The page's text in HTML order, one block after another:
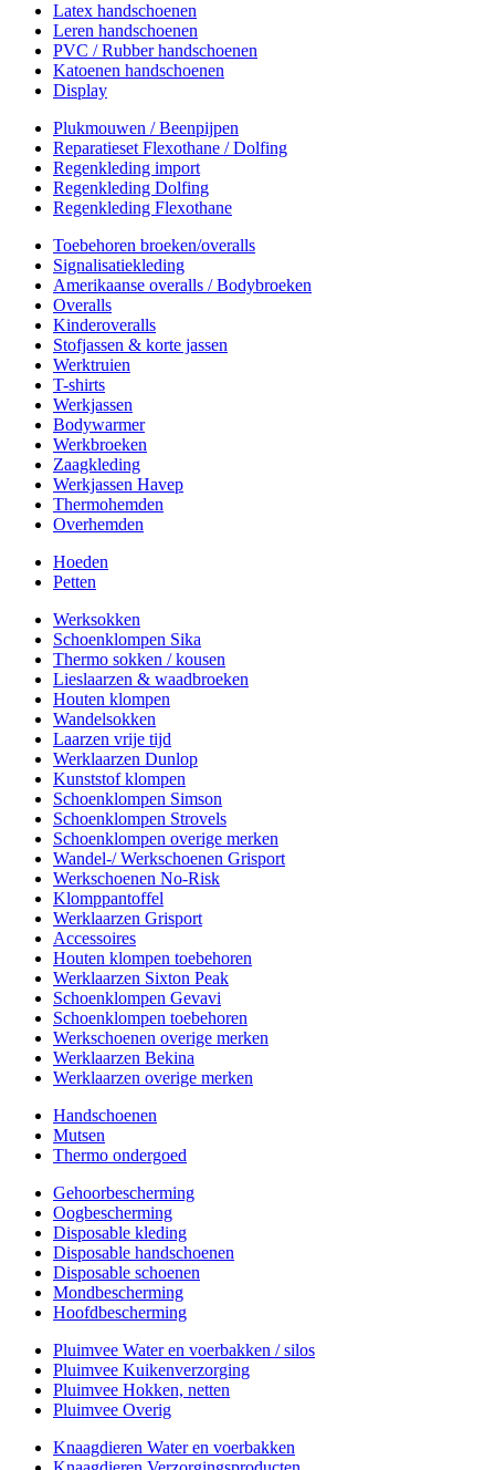
Latex handschoenen
Leren handschoenen
PVC / Rubber handschoenen
Katoenen handschoenen
Display
Plukmouwen / Beenpijpen
Reparatieset Flexothane / Dolfing
Regenkleding import
Regenkleding Dolfing
Regenkleding Flexothane
Toebehoren broeken/overalls
Signalisatiekleding
Amerikaanse overalls / Bodybroeken
Overalls
Kinderoveralls
Stofjassen & korte jassen
Werktruien
T-shirts
Werkjassen
Bodywarmer
Werkbroeken
Zaagkleding
Werkjassen Havep
Thermohemden
Overhemden
Hoeden
Petten
Werksokken
Schoenklompen Sika
Thermo sokken / kousen
Lieslaarzen & waadbroeken
Houten klompen
Wandelsokken
Laarzen vrije tijd
Werklaarzen Dunlop
Kunststof klompen
Schoenklompen Simson
Schoenklompen Strovels
Schoenklompen overige merken
Wandel-/ Werkschoenen Grisport
Werkschoenen No-Risk
Klomppantoffel
Werklaarzen Grisport
Accessoires
Houten klompen toebehoren
Werklaarzen Sixton Peak
Schoenklompen Gevavi
Schoenklompen toebehoren
Werkschoenen overige merken
Werklaarzen Bekina
Werklaarzen overige merken
Handschoenen
Mutsen
Thermo ondergoed
Gehoorbescherming
Oogbescherming
Disposable kleding
Disposable handschoenen
Disposable schoenen
Mondbescherming
Hoofdbescherming
Pluimvee Water en voerbakken / silos
Pluimvee Kuikenverzorging
Pluimvee Hokken, netten
Pluimvee Overig
Knaagdieren Water en voerbakken